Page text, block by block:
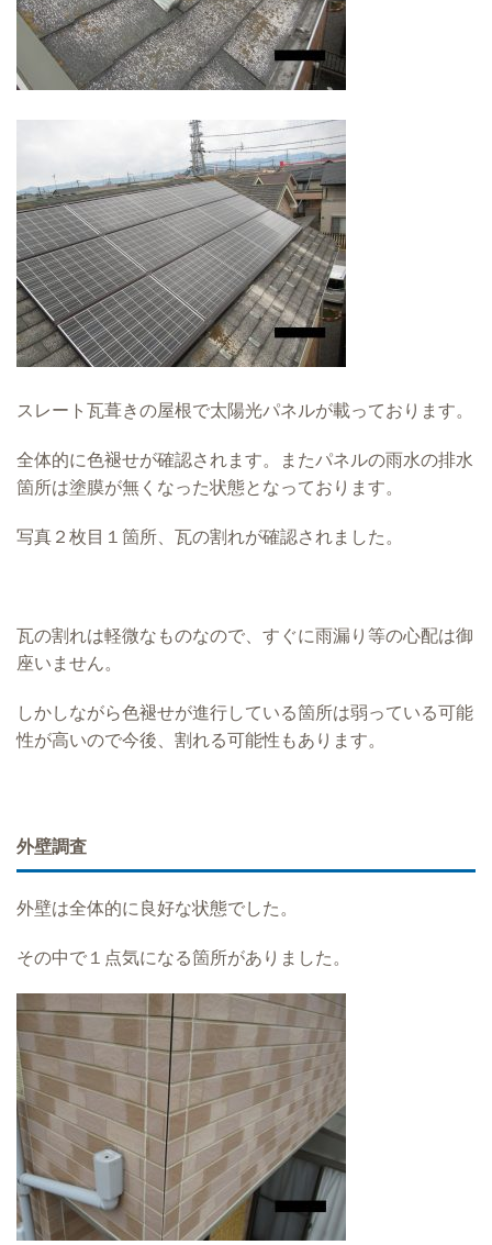
スレート瓦葺きの屋根で太陽光パネルが載っております。
全体的に色褪せが確認されます。またパネルの雨水の排水
箇所は塗膜が無くなった状態となっております。
写真２枚目１箇所、瓦の割れが確認されました。
瓦の割れは軽微なものなので、すぐに雨漏り等の心配は御
座いません。
しかしながら色褪せが進行している箇所は弱っている可能
性が高いので今後、割れる可能性もあります。
外壁調査
外壁は全体的に良好な状態でした。
その中で１点気になる箇所がありました。